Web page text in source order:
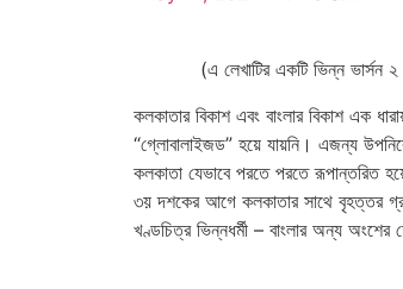
(এ লেখাটির একটি ভিন্ন ভার্সন
কলকাতার বিকাশ এবং বাংলার বিকাশ এক
“গ্লোবালাইজড” হয়ে যায়নি। এজন্য
কলকাতা যেভাবে পরতে পরতে রূপান্তরিত
৩য় দশকের আগে কলকাতার সাথে বৃহত্তর
খণ্ডচিত্র ভিন্নধর্মী – বাংলার অন্য অংশের